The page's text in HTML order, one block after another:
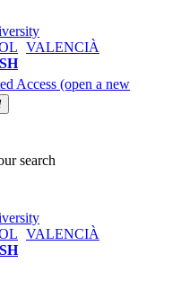
VALENCIÀ
Access (open a new
search
VALENCIÀ